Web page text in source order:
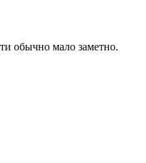
обычно мало заметно.